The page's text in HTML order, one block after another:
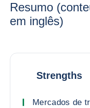
Resumo
em inglês)
Strengths
Mercados de